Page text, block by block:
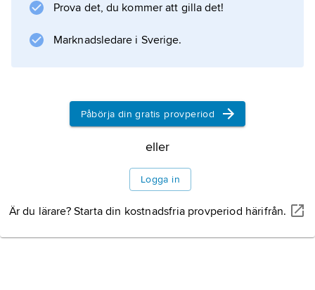
Willhays (618 respektive 621 m ö.h.). D. med
omgivningar har sedan 1951 varit nationalpark.
Conan Doyles bok
Information om artikeln
Prova det, du kommer att gilla det!
Marknadsledare i Sverige.
Påbörja din gratis provperiod
eller
Logga in
Är du lärare? Starta din kostnadsfria provperiod härifrån.